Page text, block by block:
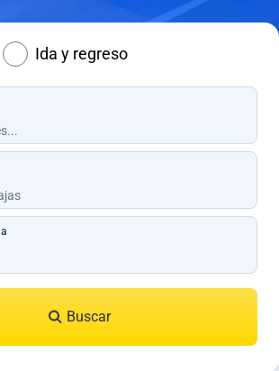
Ida y regreso
Buscar